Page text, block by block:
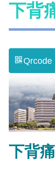
下背
Qrcode
下背